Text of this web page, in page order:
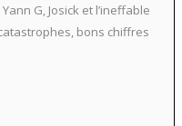
G, Josick et l’ineffable
bons chiffres